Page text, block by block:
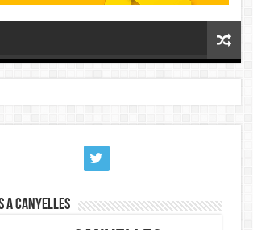
a Canyelles